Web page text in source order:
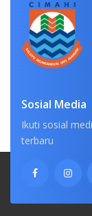
Sosial Media
Ikuti sosial
terbaru